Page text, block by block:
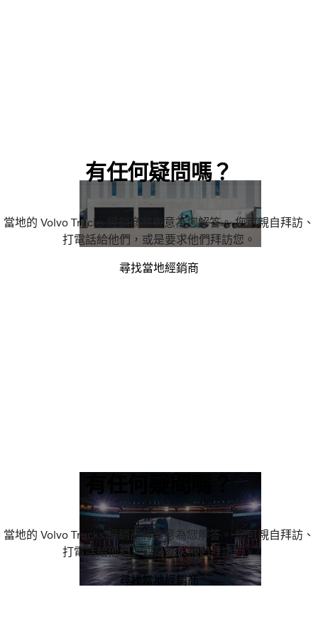
有任何疑問嗎？
當地的 Volvo Trucks 經銷商將樂意為您解答。 您可親自拜訪、
打電話給他們，或是要求他們拜訪您。
尋找當地經銷商
有任何疑問嗎？
當地的 Volvo Trucks 經銷商將樂意為您解答。 您可親自拜訪、
打電話給他們，或是要求他們拜訪您。
尋找當地經銷商